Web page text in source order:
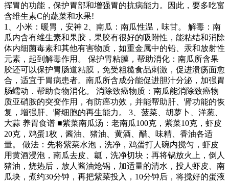
挥胃的功能，保护胃部和增强胃的抗病能力。因此，要多吃富
含维生素C的蔬菜和水果!
1、小米：暖胃，安神 2、南瓜：南瓜性温，味甘。 解毒：南
瓜内含有维生素和果胶，果胶有很好的吸附性，能粘结和消除
体内细菌毒素和其他有害物质，如重金属中的铅、汞和放射性
元素，起到解毒作用。 保护胃粘膜，帮助消化：南瓜所含果
胶还可以保护胃肠道粘膜，免受粗糙食品刺激，促进溃疡面愈
合，适宜于胃病患者。南瓜所含成分能促进胆汁分泌，加强胃
肠蠕动．帮助食物消化。 消除致癌物质：南瓜能消除致癌物
质亚硝胺的突变作用，有防癌功效，并能帮助肝、肾功能的恢
复，增强肝、肾细胞的再生能力。 3、菠菜、胡萝卜、洋葱、
大蒜 养胃食谱 ■紫菜南瓜汤：老南瓜100克，紫菜10克，虾皮
20克，鸡蛋1枚，酱油、猪油、黄酒、醋、味精、香油各适
量。 做法：先将紫菜水泡，洗净，鸡蛋打人碗内搅匀，虾皮
用黄酒浸泡，南瓜去皮、瓤，洗净切块；再将锅放火上，倒人
猪油，烧热后，放人酱油炝锅，加适量的清水，投人虾皮、南
瓜块，煮约30分钟，再把紫菜投入，10分钟后，将搅好的蛋液